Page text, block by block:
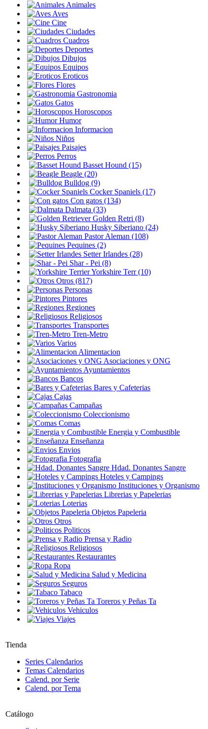
Animales
Aves
Cine
Ciudades
Cuadros
Deportes
Dibujos
Equipos
Eroticos
Flores
Gastronomia
Gatos
Horoscopos
Humor
Informacion
Niños
Paisajes
Perros
Basset Hound (15)
Beagle (20)
Bulldog (9)
Cocker Spaniels (17)
Con gatos (134)
Dalmata (33)
Golden Retri (8)
Husky Siberiano (24)
Pastor Aleman (108)
Pequines (2)
Setter Irlandes (28)
Shar - Pei (8)
Yorkshire Terr (10)
Otros (817)
Personas
Pintores
Regiones
Religiosos
Transportes
Tren-Metro
Varios
Alimentacion
Asociaciones y ONG
Ayuntamientos
Bancos
Bares y Cafeterias
Cajas
Campañas
Coleccionismo
Comas
Energia y Combustible
Enseñanza
Envios
Fotografia
Hdad. Donantes Sangre
Hoteles y Campings
Instituciones y Organismo
Librerias y Papelerias
Loterias
Objetos Papeleria
Otros
Politicos
Prensa y Radio
Religiosos
Restaurantes
Ropa
Salud y Medicina
Seguros
Tabaco
Toreros y Peñas Ta
Vehiculos
Viajes
Tienda
Series Calendarios
Temas Calendarios
Calend. por Serie
Calend. por Tema
Catálogo